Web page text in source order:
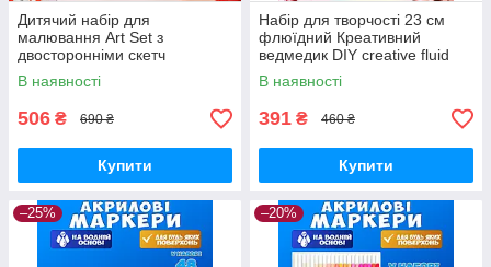
Дитячий набір для
малювання Art Set з
двосторонніми скетч
маркерами в алюмінієвій
валізці 48 предметів
В наявності
506 ₴ 690 ₴
Купити
Набір для творчості 23 см
флюїдний Креативний
ведмедик DIY creative fluid
bear з набором фарб
В наявності
391 ₴ 460 ₴
Купити
–25% –20%